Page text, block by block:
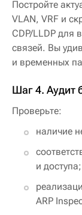
Постройте
VLAN, VRF и
CDP/LLDP для
связей. Вы
и временных
Шаг 4. Аудит
Проверьте:
наличие
и доступа;
ARP